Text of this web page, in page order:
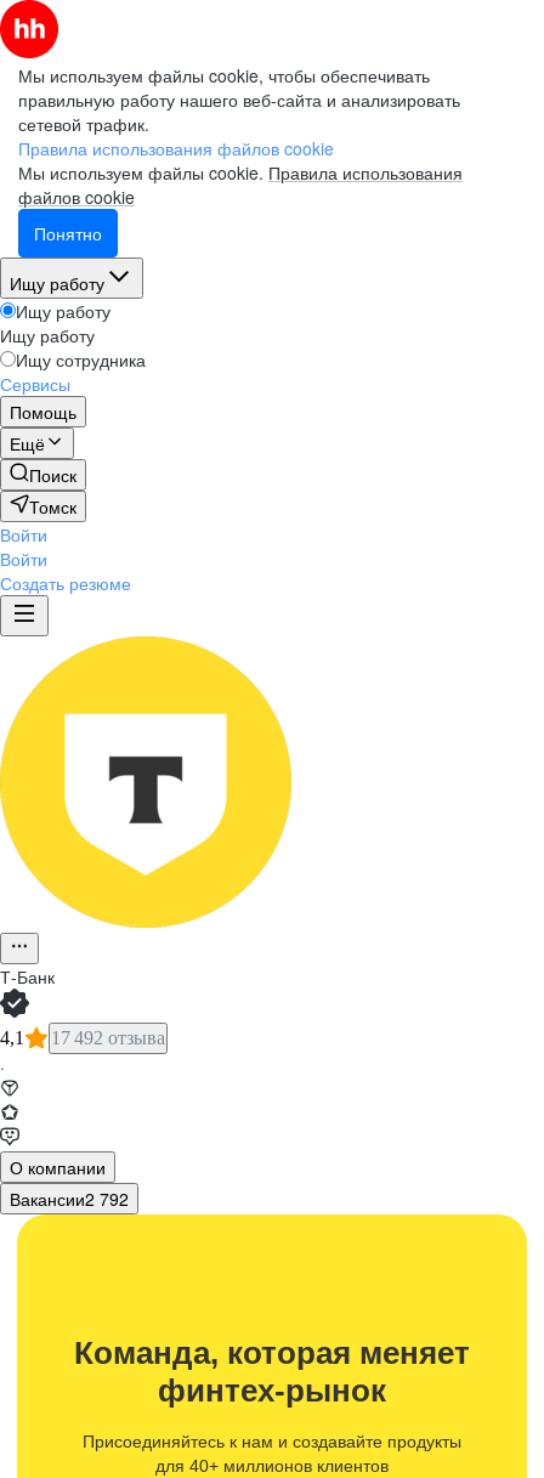
Мы используем файлы cookie, чтобы обеспечивать
правильную работу нашего веб-сайта и анализировать
сетевой трафик.
Правила использования файлов cookie
Мы используем файлы cookie. Правила использования
файлов cookie
Понятно
Ищу работу
Ищу работу
Ищу работу
Ищу сотрудника
Сервисы
Помощь
Ещё
Поиск
Томск
Войти
Войти
Создать резюме
Т-Банк
4,1 17 492 отзыва
·
О компании
Вакансии2 792
Команда, которая меняет
финтех-рынок
Присоединяйтесь к нам и создавайте продукты
для 40+ миллионов клиентов